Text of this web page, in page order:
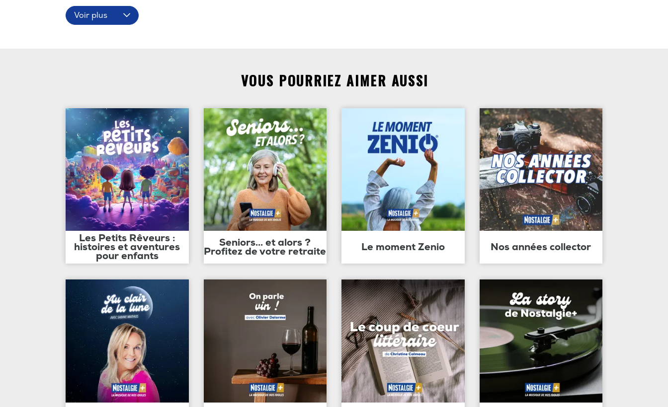
Voir plus
VOUS POURRIEZ AIMER AUSSI
Les Petits Rêveurs :
histoires et aventures
pour enfants
Seniors... et alors ?
Profitez de votre retraite Le moment Zenio Nos années collector